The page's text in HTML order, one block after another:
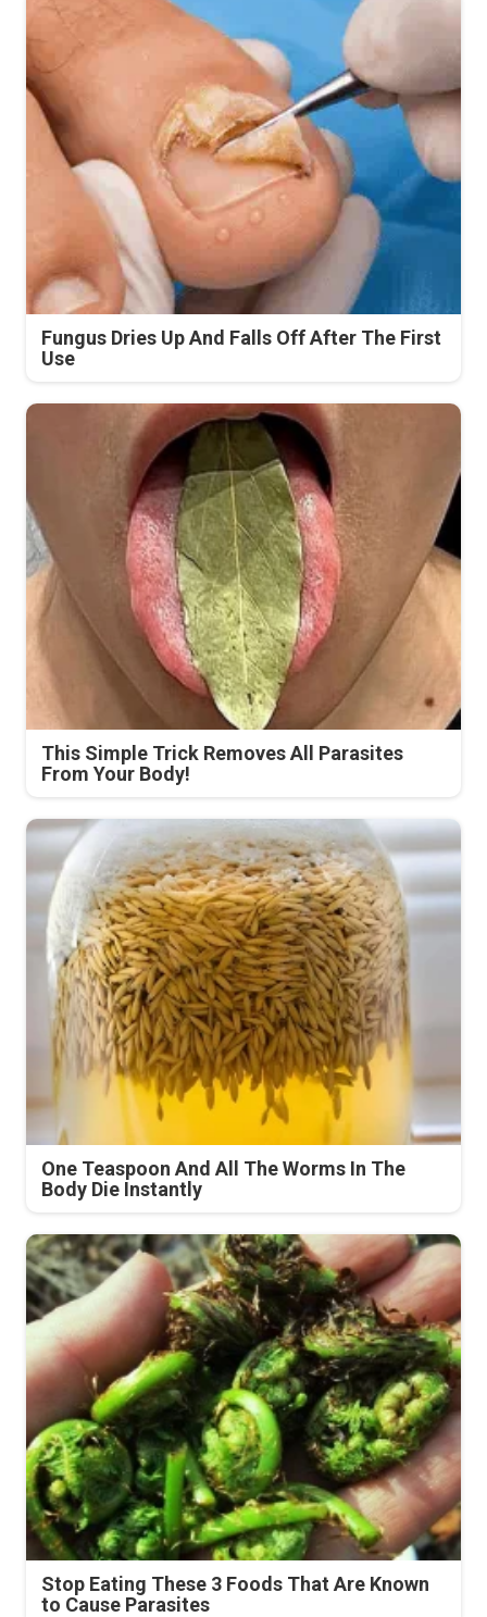
Fungus Dries Up And Falls Off After The First
Use
This Simple Trick Removes All Parasites
From Your Body!
One Teaspoon And All The Worms In The
Body Die Instantly
Stop Eating These 3 Foods That Are Known
to Cause Parasites